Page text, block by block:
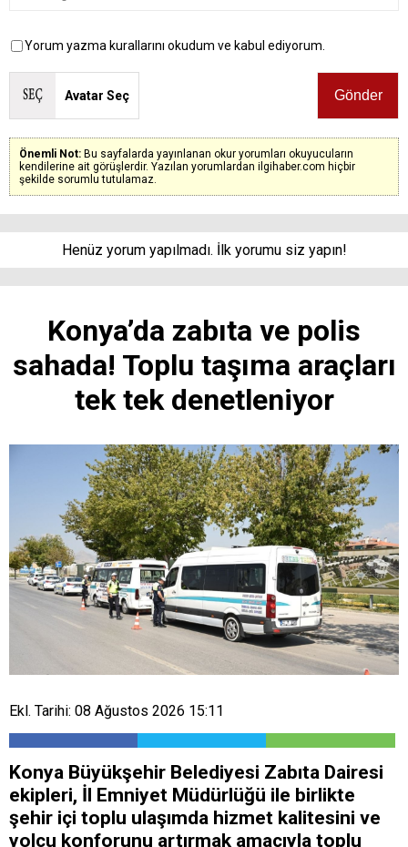
Yorum yazma kurallarını okudum ve kabul ediyorum.
Avatar Seç
Önemli Not: Bu sayfalarda yayınlanan okur yorumları okuyucuların
kendilerine ait görüşlerdir. Yazılan yorumlardan ilgihaber.com hiçbir
şekilde sorumlu tutulamaz.
Henüz yorum yapılmadı. İlk yorumu siz yapın!
Konya’da zabıta ve polis
sahada! Toplu taşıma araçları
tek tek denetleniyor
Ekl. Tarihi: 08 Ağustos 2026 15:11
Konya Büyükşehir Belediyesi Zabıta Dairesi
ekipleri, İl Emniyet Müdürlüğü ile birlikte
şehir içi toplu ulaşımda hizmet kalitesini ve
yolcu konforunu artırmak amacıyla toplu